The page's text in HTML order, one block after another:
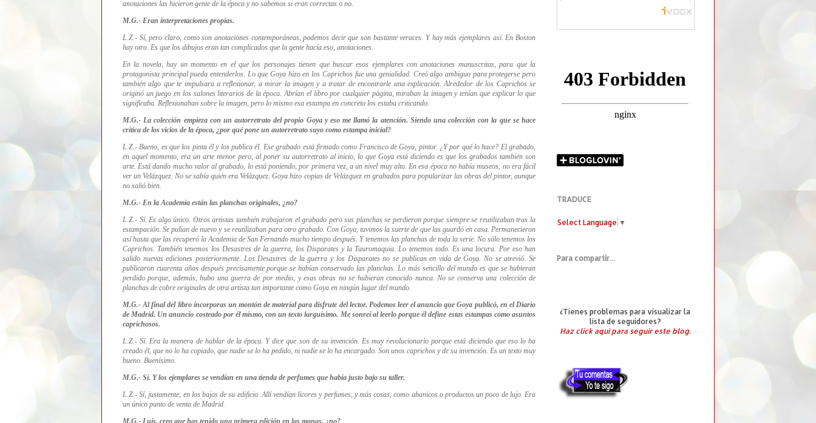
anotaciones las hicieron gente de la época y no sabemos si eran correctas o no.
M.G.- Eran interpretaciones propias.
L.Z.- Sí, pero claro, como son anotaciones contemporáneas, podemos decir que son bastante veraces. Y hay más ejemplares así. En Boston
hay otro. Es que los dibujos eran tan complicados que la gente hacía eso, anotaciones.
En la novela, hay un momento en el que los personajes tienen que buscar esos ejemplares con anotaciones manuscritas, para que la
protagonista principal pueda entenderlos. Lo que Goya hizo en los Caprichos fue una genialidad. Creó algo ambiguo para protegerse pero
también algo que te impulsara a reflexionar, a mirar la imagen y a tratar de encontrarle una explicación. Alrededor de los Caprichos se
originó un juego en los salones literarios de la época. Abrían el libro por cualquier página, miraban la imagen y tenían que explicar lo que
significaba. Reflexionaban sobre la imagen, pero lo mismo esa estampa en concreto los estaba criticando.
M.G.- La colección empieza con un autorretrato del propio Goya y eso me llamó la atención. Siendo una colección con la que se hace
crítica de los vicios de la época, ¿por qué pone un autorretrato suyo como estampa inicial?
L.Z.- Bueno, es que los pinta él y los publica él. Ese grabado está firmado como Francisco de Goya, pintor. ¿Y por qué lo hace? El grabado,
en aquel momento, era un arte menor pero, al poner su autorretrato al inicio, lo que Goya está diciendo es que los grabados también son
arte. Está dando mucho valor al grabado, lo está poniendo, por primera vez, a un nivel muy alto. En esa época no había museos, no era fácil
ver un Velázquez. No se sabía quién era Velázquez. Goya hizo copias de Velázquez en grabadospara popularizar las obras del pintor, aunque
no salió bien.
M.G.- En la Academia están las planchas originales, ¿no?
L.Z.- Sí. Es algo único. Otros artistas también trabajaron el grabado pero sus planchas se perdieron porque siempre se reutilizaban tras la
estampación. Se pulían de nuevo y se reutilizaban para otro grabado. Con Goya, tuvimos la suerte de que las guardó en casa. Permanecieron
así hasta que las recuperó la Academia de San Fernando mucho tiempo después. Y tenemos las planchas de toda la serie. No sólo tenemos los
Caprichos. También tenemos los Desastres de la guerra, los Disparates y la Tauromaquia. Lo tenemos todo. Es una locura. Por eso han
salido nuevas ediciones posteriormente. Los Desastres de la guerray los Disparatesno se publican en vida de Goya. No se atrevió. Se
publicaron cuarenta años después precisamente porque se habían conservado las planchas. Lo más sencillo del mundo es que se hubieran
perdido porque, además, hubo una guerra de por medio, y esas obras no se hubieran conocido nunca. No se conserva una colección de
planchas de cobre originales de otra artista tan importante como Goya en ningún lugar del mundo.
M.G.- Al final del libro incorporas un montón de material para disfrute del lector. Podemos leer el anuncio que Goya publicó, en el Diario
de Madrid. Un anuncio costeado por él mismo, con un texto larguísimo. Me sonreí al leerlo porque él define estas estampas como asuntos
caprichosos.
L.Z.- Sí. Era la manera de hablar de la época. Y dice que son de su invención. Es muy revolucionario porque está diciendo que eso lo ha
creado él, que no lo ha copiado, que nadie se lo ha pedido, ni nadie se lo ha encargado. Son unos caprichos y de su invención. Es un texto muy
bueno. Buenísimo.
M.G.- Sí. Y los ejemplares se vendían en una tienda de perfumes que había justo bajo su taller.
L.Z.- Sí, justamente, en los bajos de su edificio. Allí vendían licores y perfumes, y más cosas, como abanicos o productos un poco de lujo. Era
un único punto de venta de Madrid.
M.G.- Luis, creo que has tenido una primera edición en las manos, ¿no?
TRADUCE
Select Language ▼
Para compartir...
¿Tienes problemas para visualizar la
lista de seguidores?
Haz click aquí para seguir este blog.